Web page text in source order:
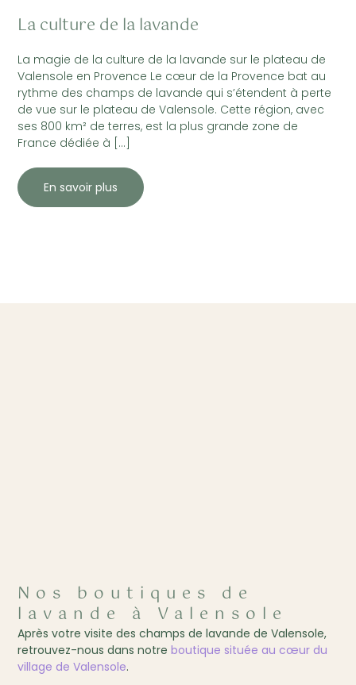
La culture de la lavande
La magie de la culture de la lavande sur le plateau de
Valensole en Provence Le cœur de la Provence bat au
rythme des champs de lavande qui s’étendent à perte
de vue sur le plateau de Valensole. Cette région, avec
ses 800 km² de terres, est la plus grande zone de
France dédiée à […]
En savoir plus
Nos boutiques de
lavande à Valensole
Après votre visite des champs de lavande de Valensole,
retrouvez-nous dans notreboutique située au cœur du
village de Valensole.